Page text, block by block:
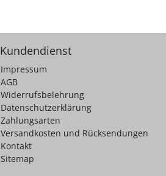
Kundendienst
Impressum
AGB
Widerrufsbelehrung
Datenschutzerklärung
Zahlungsarten
Versandkosten und Rücksendungen
Kontakt
Sitemap